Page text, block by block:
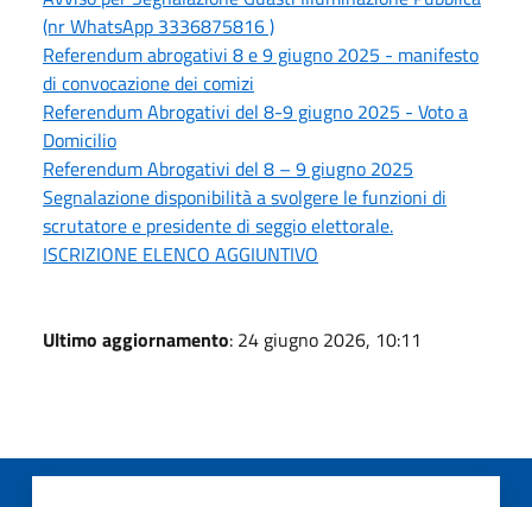
(nr WhatsApp 3336875816 )
Referendum abrogativi 8 e 9 giugno 2025 - manifesto
di convocazione dei comizi
Referendum Abrogativi del 8-9 giugno 2025 - Voto a
Domicilio
Referendum Abrogativi del 8 – 9 giugno 2025
Segnalazione disponibilità a svolgere le funzioni di
scrutatore e presidente di seggio elettorale.
ISCRIZIONE ELENCO AGGIUNTIVO
Ultimo aggiornamento: 24 giugno 2026, 10:11